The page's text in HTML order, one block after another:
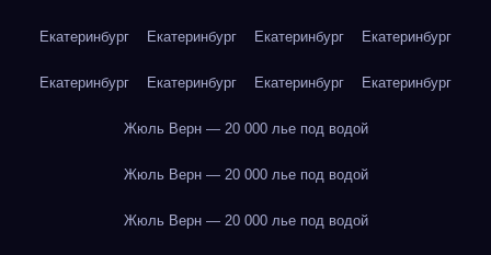
Екатеринбург Екатеринбург Екатеринбург Екатеринбург
Екатеринбург Екатеринбург Екатеринбург Екатеринбург
Жюль Верн — 20 000 лье под водой
Жюль Верн — 20 000 лье под водой
Жюль Верн — 20 000 лье под водой